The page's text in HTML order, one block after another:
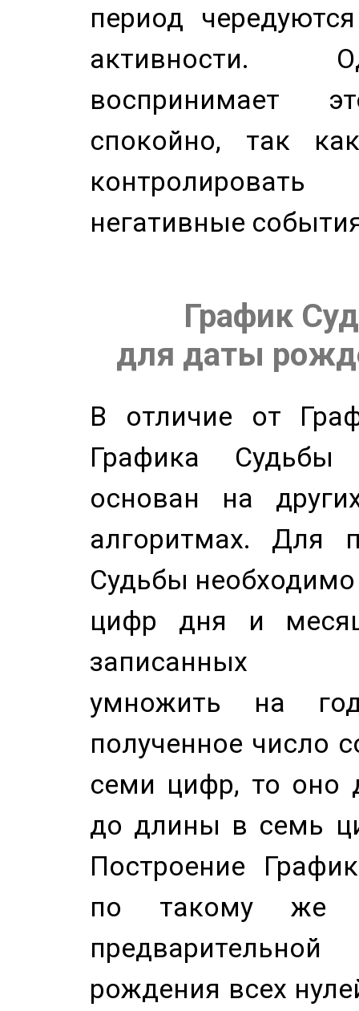
период
активности.
воспринимает
спокойно, так
негативные
График
для даты
В отличие от
Графика
основан на
алгоритмах. Для
Судьбы
цифр дня и
записанных
умножить на
полученное число
семи цифр, то оно
до длины в семь
Построение
по такому же
рождения всех